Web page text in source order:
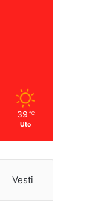
39 ℃
Uto
Vesti